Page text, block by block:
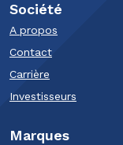
Société
A propos
Contact
Carrière
Investisseurs
Marques